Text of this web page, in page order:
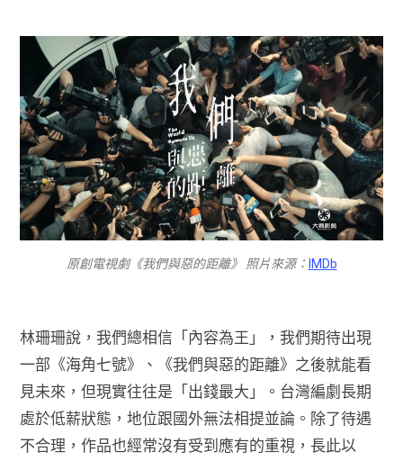
原創電視劇《我們與惡的距離》 照片來源： IMDb
林珊珊說，我們總相信「內容為王」，我們期待出現
一部《海角七號》、《我們與惡的距離》之後就能看
見未來，但現實往往是「出錢最大」。台灣編劇長期
處於低薪狀態，地位跟國外無法相提並論。除了待遇
不合理，作品也經常沒有受到應有的重視，長此以